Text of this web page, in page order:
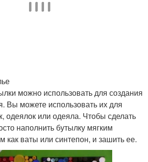
можно использовать для создания
Вы можете использовать их для
одеялок или одеяла. Чтобы сделать
наполнить бутылку мягким
как ваты или синтепон, и зашить ее.